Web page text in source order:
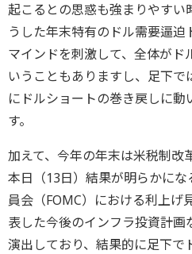
起こるとの思惑も強まりやすい
うした年末特有のドル需要逼
マインドを刺激して、全体がド
いうこともありますし、足下
にドルショートの巻き戻しに動
す。
加えて、今年の年末は米税制改
本日（13日）結果が明らかに
員会（FOMC）における利上げ
表した今後のインフラ投資計画
演出しており、結果的に足下で